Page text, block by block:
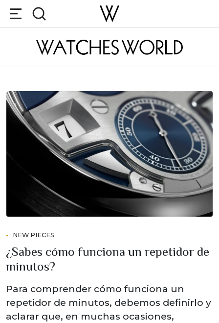
NEW PIECES
¿Sabes cómo funciona un repetidor de
minutos?
Para comprender cómo funciona un
repetidor de minutos, debemos definirlo y
aclarar que, en muchas ocasiones,